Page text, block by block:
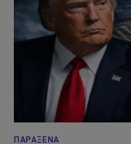
ΠΑΡΆΞΕΝΑ